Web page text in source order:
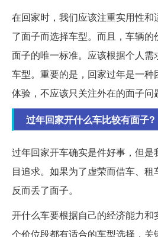
在回家时，我们应该注重实用性和
了面子而选择车型。而且，车辆
面子的唯一标准。应该根据个人需
车型。重要的是，回家过年是一种
体验，不应该只关注外在的面子问
过年回家开什么车比较有面子?
过年回家开车确实是件好事，但
目追求。如果为了虚荣而借车、租
反而丢了面子。
开什么车要根据自己的经济能力
个价位段都有适合的车型选择，关